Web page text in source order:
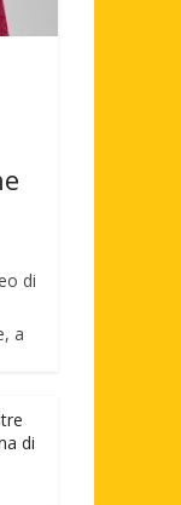
di
a
di